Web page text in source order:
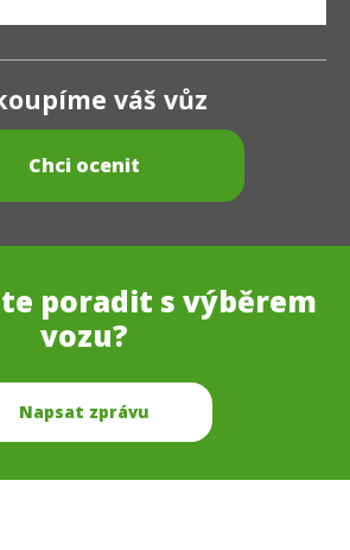
váš vůz
Chci ocenit
poradit s výběrem
vozu?
Napsat zprávu